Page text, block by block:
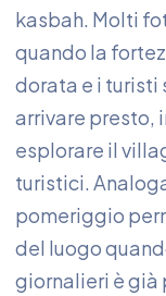
kasbah. Molti
quando la
dorata e i turisti
arrivare presto,
esplorare il
turistici.
pomeriggio
del luogo
giornalieri è già